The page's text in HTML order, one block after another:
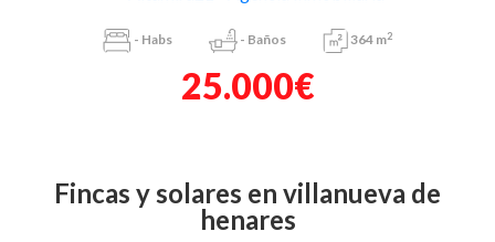
- Habs - Baños 364 m2
25.000€
fincas y solares en villanueva de
henares